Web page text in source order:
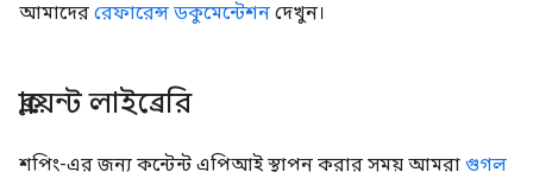
আমাদের রেফারেন্স ডকুমেন্টেশন দেখুন।
ক্লায়েন্ট লাইব্রেরি
শপিং-এর জন্য কন্টেন্ট এপিআই স্থাপন করার সময় আমরা গুগল